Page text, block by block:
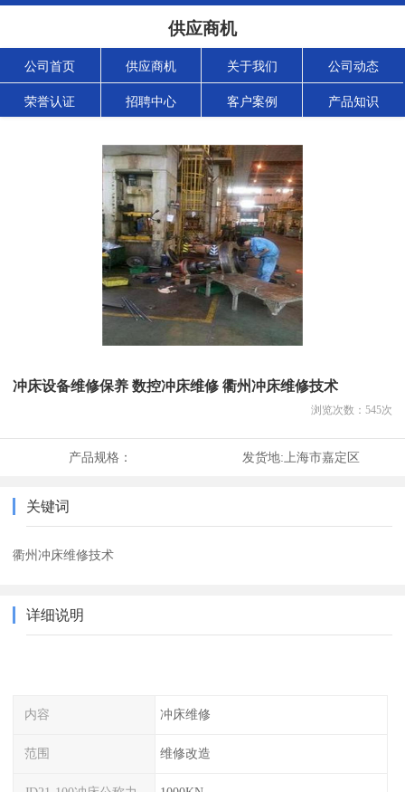
供应商机
公司首页 供应商机 关于我们 公司动态
荣誉认证 招聘中心 客户案例 产品知识
冲床设备维修保养 数控冲床维修 衢州冲床维修技术
浏览次数： 545次
产品规格： 发货地: 上海市嘉定区
关键词
衢州冲床维修技术
详细说明
内容 冲床维修
范围 维修改造